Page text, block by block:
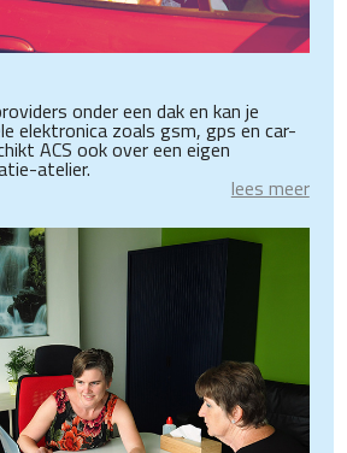
onder een dak en kan je
elektronica zoals gsm, gps en car-
ACS ook over een eigen
atelier.
lees meer